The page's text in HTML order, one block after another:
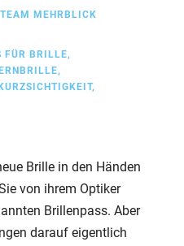
TEAM MEHRBLICK
FÜR BRILLE,
,
KURZSICHTIGKEIT,
Brille in den Händen
von ihrem Optiker
Brillenpass. Aber
darauf eigentlich